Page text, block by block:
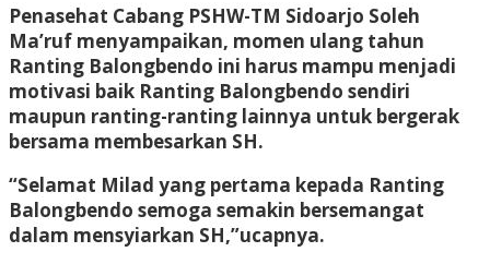
Penasehat Cabang PSHW-TM Sidoarjo Soleh
Ma’ruf menyampaikan, momen ulang tahun
Ranting Balongbendo ini harus mampu menjadi
motivasi baik Ranting Balongbendo sendiri
maupun ranting-ranting lainnya untuk bergerak
bersama membesarkan SH.
“Selamat Milad yang pertama kepada Ranting
Balongbendo semoga semakin bersemangat
dalam mensyiarkan SH,”ucapnya.